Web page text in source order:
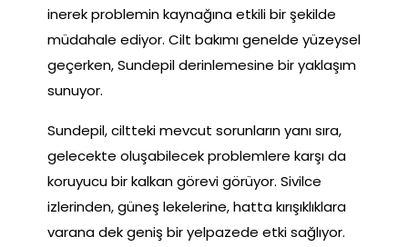
inerek problemin kaynağına etkili bir şekilde
müdahale ediyor. Cilt bakımı genelde yüzeysel
geçerken, Sundepil derinlemesine bir yaklaşım
sunuyor.
Sundepil, ciltteki mevcut sorunların yanı sıra,
gelecekte oluşabilecek problemlere karşı da
koruyucu bir kalkan görevi görüyor. Sivilce
izlerinden, güneş lekelerine, hatta kırışıklıklara
varana dek geniş bir yelpazede etki sağlıyor.